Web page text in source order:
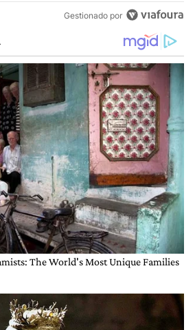
Gestionado por